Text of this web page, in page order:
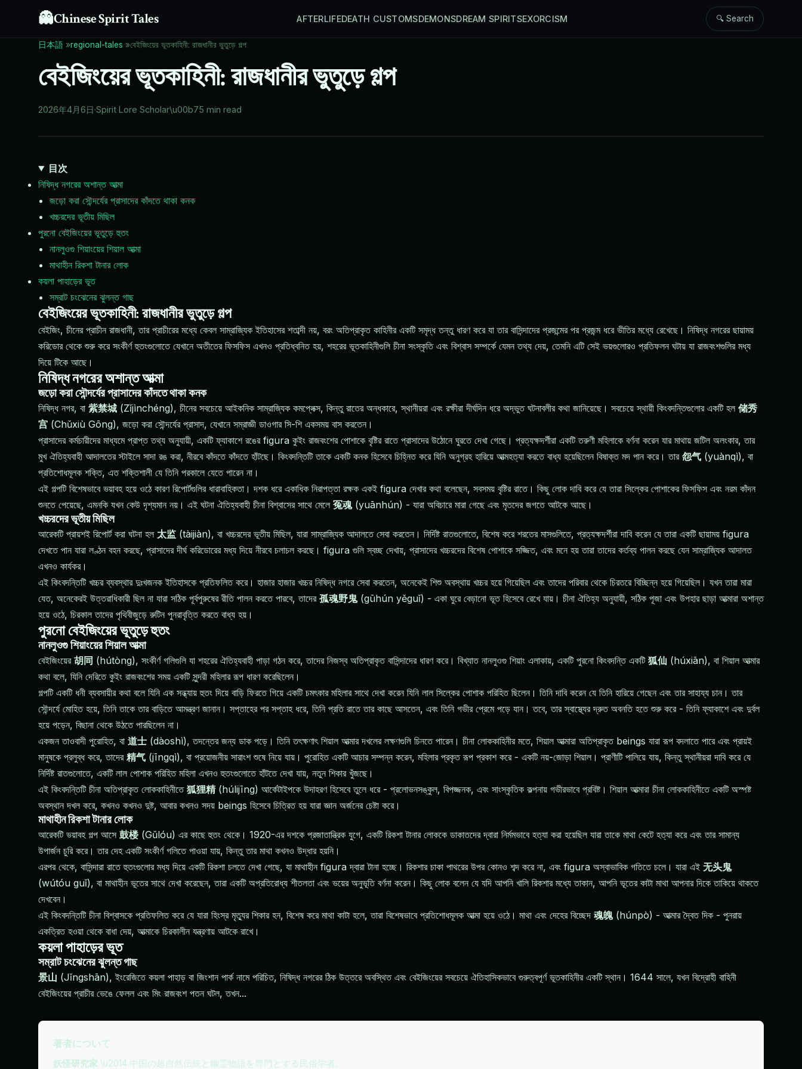
👻Chinese Spirit Tales AFTERLIFEDEATH CUSTOMSDEMONSDREAM SPIRITSEXORCISM 🔍 Search
日本語 »regional-tales »বেইজিংয়ের ভূতকাহিনী: রাজধানীর ভুতুড়ে গল্প
বেইজিংয়ের ভূতকাহিনী: রাজধানীর ভুতুড়ে গল্প
2026年4月6日·Spirit Lore Scholar\u00b75 min read
目次
নিষিদ্ধ নগরের অশান্ত আত্মা
জড়ো করা সৌন্দর্যের প্রাসাদের কাঁদতে থাকা কনক
খচ্চরদের ভূতীয় মিছিল
পুরনো বেইজিংয়ের ভূতুড়ে হুতং
নানলুওগু শিয়াংয়ের শিয়াল আত্মা
মাথাহীন রিকশা টানার লোক
কয়লা পাহাড়ের ভূত
সম্রাট চংঝেনের ঝুলন্ত গাছ
বেইজিংয়ের ভূতকাহিনী: রাজধানীর ভুতুড়ে গল্প
বেইজিং, চীনের প্রাচীন রাজধানী, তার প্রাচীরের মধ্যে কেবল সাম্রাজ্যিক ইতিহাসের শতাব্দী নয়, বরং অতিপ্রাকৃত কাহিনীর একটি সমৃদ্ধ তন্তু ধারণ করে যা তার বাসিন্দাদের প্রজন্মের পর প্রজন্ম ধরে ভীতির মধ্যে রেখেছে। নিষিদ্ধ নগরের ছায়াময়
করিডোর থেকে শুরু করে সংকীর্ণ হুতংগুলোতে যেখানে অতীতের ফিসফিস এখনও প্রতিধ্বনিত হয়, শহরের ভূতকাহিনীগুলি চীনা সংস্কৃতি এবং বিশ্বাস সম্পর্কে যেমন তথ্য দেয়, তেমনি এটি সেই ভয়গুলোরও প্রতিফলন ঘটায় যা রাজবংশগুলির মধ্য
দিয়ে টিকে আছে।
নিষিদ্ধ নগরের অশান্ত আত্মা
জড়ো করা সৌন্দর্যের প্রাসাদের কাঁদতে থাকা কনক
নিষিদ্ধ নগর, বা 紫禁城 (Zǐjìnchéng), চীনের সবচেয়ে আইকনিক সাম্রাজ্যিক কমপ্লেক্স, কিন্তু রাতের অন্ধকারে, স্থানীয়রা এবং রক্ষীরা দীর্ঘদিন ধরে অদ্ভুত ঘটনাবলীর কথা জানিয়েছে। সবচেয়ে স্থায়ী কিংবদন্তিগুলোর একটি হল 储秀
宫 (Chǔxiù Gōng), জড়ো করা সৌন্দর্যের প্রাসাদ, যেখানে সম্রাজ্ঞী ডাওগার সি-শি একসময় বাস করতেন।
প্রাসাদের কর্মচারীদের মাধ্যমে প্রাপ্ত তথ্য অনুযায়ী, একটি ফ্যাকাশে রঙের figura কুইং রাজবংশের পোশাকে বৃষ্টির রাতে প্রাসাদের উঠোনে ঘুরতে দেখা গেছে। প্রত্যক্ষদর্শীরা একটি তরুণী মহিলাকে বর্ণনা করেন যার মাথায় জটিল অলংকার, তার
মুখ ঐতিহ্যবাহী আদালতের স্টাইলে সাদা রঙ করা, নীরবে কাঁদতে কাঁদতে হাঁটছে। কিংবদন্তিটি তাকে একটি কনক হিসেবে চিহ্নিত করে যিনি অনুগ্রহ হারিয়ে আত্মহত্যা করতে বাধ্য হয়েছিলেন বিষাক্ত মদ পান করে। তার 怨气 (yuànqì), বা
প্রতিশোধমূলক শক্তি, এত শক্তিশালী যে তিনি পরকালে যেতে পারেন না।
এই গল্পটি বিশেষভাবে ভয়াবহ হয়ে ওঠে কারণ রিপোর্টগুলির ধারাবাহিকতা। দশক ধরে একাধিক নিরাপত্তা রক্ষক একই figura দেখার কথা বলেছেন, সবসময় বৃষ্টির রাতে। কিছু লোক দাবি করে যে তারা সিল্কের পোশাকের ফিসফিস এবং নরম কাঁদন
শুনতে পেয়েছে, এমনকি যখন কেউ দৃশ্যমান নয়। এই ঘটনা ঐতিহ্যবাহী চীনা বিশ্বাসের সাথে মেলে 冤魂(yuānhún) - যারা অবিচারে মারা গেছে এবং মৃতদের জগতে আটকে আছে।
খচ্চরদের ভূতীয় মিছিল
আরেকটি প্রায়শই রিপোর্ট করা ঘটনা হল 太监 (tàijiàn), বা খচ্চরদের ভূতীয় মিছিল, যারা সাম্রাজ্যিক আদালতে সেবা করতেন। নির্দিষ্ট রাতগুলোতে, বিশেষ করে শরতের মাসগুলিতে, প্রত্যক্ষদর্শীরা দাবি করেন যে তারা একটি ছায়াময় figura
দেখতে পান যারা লণ্ঠন বহন করছে, প্রাসাদের দীর্ঘ করিডোরের মধ্য দিয়ে নীরবে চলাচল করছে। figura গুলি স্বচ্ছ দেখায়, প্রাসাদের খচ্চরদের বিশেষ পোশাকে সজ্জিত, এবং মনে হয় তারা তাদের কর্তব্য পালন করছে যেন সাম্রাজ্যিক আদালত
এখনও কার্যকর।
এই কিংবদন্তিটি খচ্চর ব্যবস্থার দুঃখজনক ইতিহাসকে প্রতিফলিত করে। হাজার হাজার খচ্চর নিষিদ্ধ নগরে সেবা করতেন, অনেকেই শিশু অবস্থায় খচ্চর হয়ে গিয়েছিল এবং তাদের পরিবার থেকে চিরতরে বিচ্ছিন্ন হয়ে গিয়েছিল। যখন তারা মারা
যেত, অনেকেরই উত্তরাধিকারী ছিল না যারা সঠিক পূর্বপুরুষের রীতি পালন করতে পারবে, তাদের 孤魂野鬼(gūhún yěguǐ) - একা ঘুরে বেড়ানো ভূত হিসেবে রেখে যায়। চীনা ঐতিহ্য অনুযায়ী, সঠিক পূজা এবং উপহার ছাড়া আত্মারা অশান্ত
হয়ে ওঠে, চিরকাল তাদের পৃথিবীজুড়ে রুটিন পুনরাবৃত্তি করতে বাধ্য হয়।
পুরনো বেইজিংয়ের ভূতুড়ে হুতং
নানলুওগু শিয়াংয়ের শিয়াল আত্মা
বেইজিংয়ের 胡同 (hútòng), সংকীর্ণ গলিগুলি যা শহরের ঐতিহ্যবাহী পাড়া গঠন করে, তাদের নিজস্ব অতিপ্রাকৃত বাসিন্দাদের ধারণ করে। বিখ্যাত নানলুওগু শিয়াং এলাকায়, একটি পুরনো কিংবদন্তি একটি 狐仙 (húxiān), বা শিয়াল আত্মার
কথা বলে, যিনি দেরিতে কুইং রাজবংশের সময় একটি সুন্দরী মহিলার রূপ ধারণ করেছিলেন।
গল্পটি একটি ধনী ব্যবসায়ীর কথা বলে যিনি এক সন্ধ্যায় হুতং দিয়ে বাড়ি ফিরতে গিয়ে একটি চমৎকার মহিলার সাথে দেখা করেন যিনি লাল সিল্কের পোশাক পরিহিত ছিলেন। তিনি দাবি করেন যে তিনি হারিয়ে গেছেন এবং তার সাহায্য চান। তার
সৌন্দর্যে মোহিত হয়ে, তিনি তাকে তার বাড়িতে আমন্ত্রণ জানান। সপ্তাহের পর সপ্তাহ ধরে, তিনি প্রতি রাতে তার কাছে আসতেন, এবং তিনি গভীর প্রেমে পড়ে যান। তবে, তার স্বাস্থ্যের দ্রুত অবনতি হতে শুরু করে - তিনি ফ্যাকাশে এবং দুর্বল
হয়ে পড়েন, বিছানা থেকে উঠতে পারছিলেন না।
একজন তাওবাদী পুরোহিত, বা 道士 (dàoshì), তদন্তের জন্য ডাক পড়ে। তিনি তৎক্ষণাৎ শিয়াল আত্মার দখলের লক্ষণগুলি চিনতে পারেন। চীনা লোককাহিনীর মতে, শিয়াল আত্মারা অতিপ্রাকৃত beings যারা রূপ বদলাতে পারে এবং প্রায়ই
মানুষকে প্রলুব্ধ করে, তাদের 精气 (jīngqì), বা প্রয়োজনীয় সারাংশ শুষে নিয়ে যায়। পুরোহিত একটি আচার সম্পন্ন করেন, মহিলার প্রকৃত রূপ প্রকাশ করে - একটি নয়-জোড়া শিয়াল। প্রাণীটি পালিয়ে যায়, কিন্তু স্থানীয়রা দাবি করে যে
নির্দিষ্ট রাতগুলোতে, একটি লাল পোশাক পরিহিত মহিলা এখনও হুতংগুলোতে হাঁটতে দেখা যায়, নতুন শিকার খুঁজছে।
এই কিংবদন্তিটি চীনা অতিপ্রাকৃত লোককাহিনীতে 狐狸精(húlijīng) আর্কেটাইপকে উদাহরণ হিসেবে তুলে ধরে - প্রলোভনসঙ্কুল, বিপজ্জনক, এবং সাংস্কৃতিক কল্পনায় গভীরভাবে প্রবিষ্ট। শিয়াল আত্মারা চীনা লোককাহিনীতে একটি অস্পষ্ট
অবস্থান দখল করে, কখনও কখনও দুষ্ট, আবার কখনও সদয় beings হিসেবে চিত্রিত হয় যারা জ্ঞান অর্জনের চেষ্টা করে।
মাথাহীন রিকশা টানার লোক
আরেকটি ভয়াবহ গল্প আসে 鼓楼(Gǔlóu) এর কাছে হুতং থেকে। 1920-এর দশকে প্রজাতান্ত্রিক যুগে, একটি রিকশা টানার লোককে ডাকাতদের দ্বারা নির্মমভাবে হত্যা করা হয়েছিল যারা তাকে মাথা কেটে হত্যা করে এবং তার সামান্য
উপার্জন চুরি করে। তার দেহ একটি সংকীর্ণ গলিতে পাওয়া যায়, কিন্তু তার মাথা কখনও উদ্ধার হয়নি।
এরপর থেকে, বাসিন্দারা রাতে হুতংগুলোর মধ্য দিয়ে একটি রিকশা চলতে দেখা গেছে, যা মাথাহীন figura দ্বারা টানা হচ্ছে। রিকশার চাকা পাথরের উপর কোনও শব্দ করে না, এবং figura অস্বাভাবিক গতিতে চলে। যারা এই 无头鬼
(wútóu guǐ), বা মাথাহীন ভূতের সাথে দেখা করেছেন, তারা একটি অপ্রতিরোধ্য শীতলতা এবং ভয়ের অনুভূতি বর্ণনা করেন। কিছু লোক বলেন যে যদি আপনি খালি রিকশার মধ্যে তাকান, আপনি ভূতের কাটা মাথা আপনার দিকে তাকিয়ে থাকতে
দেখবেন।
এই কিংবদন্তিটি চীনা বিশ্বাসকে প্রতিফলিত করে যে যারা হিংস্র মৃত্যুর শিকার হন, বিশেষ করে মাথা কাটা হলে, তারা বিশেষভাবে প্রতিশোধমূলক আত্মা হয়ে ওঠে। মাথা এবং দেহের বিচ্ছেদ 魂魄(húnpò) - আত্মার দ্বৈত দিক - পুনরায়
একত্রিত হওয়া থেকে বাধা দেয়, আত্মাকে চিরকালীন যন্ত্রণায় আটকে রাখে।
কয়লা পাহাড়ের ভূত
সম্রাট চংঝেনের ঝুলন্ত গাছ
景山 (Jǐngshān), ইংরেজিতে কয়লা পাহাড় বা জিংশান পার্ক নামে পরিচিত, নিষিদ্ধ নগরের ঠিক উত্তরে অবস্থিত এবং বেইজিংয়ের সবচেয়ে ঐতিহাসিকভাবে গুরুত্বপূর্ণ ভূতকাহিনীর একটি স্থান। 1644 সালে, যখন বিদ্রোহী বাহিনী
বেইজিংয়ের প্রাচীর ভেঙে ফেলল এবং মিং রাজবংশ পতন ঘটল, তখন...
著者について
妖怪研究家 \u2014 中国の超自然伝統と幽霊物語を専門とする民俗学者。